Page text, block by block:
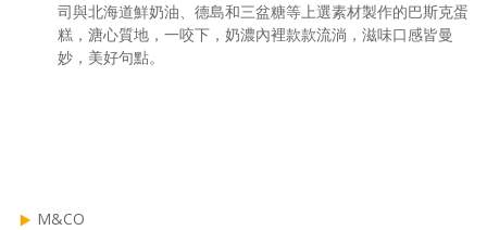
司與北海道鮮奶油、德島和三盆糖等上選素材製作的巴斯克蛋
糕，溏心質地，一咬下，奶濃內裡款款流淌，滋味口感皆曼
妙，美好句點。
M&CO